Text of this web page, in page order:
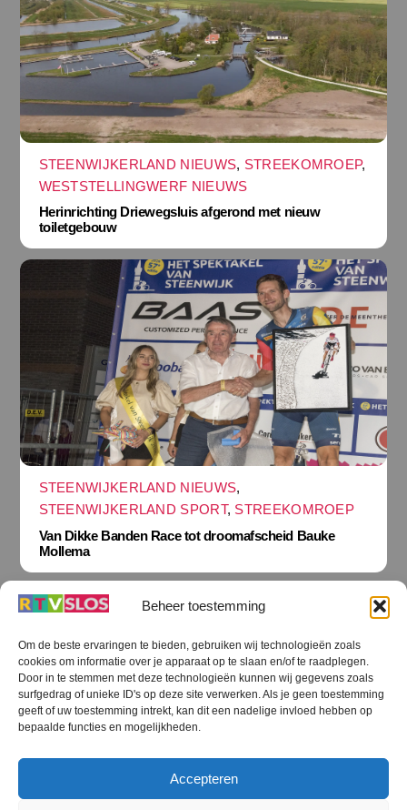
Beheer toestemming
Om de beste ervaringen te bieden, gebruiken wij technologieën zoals
cookies om informatie over je apparaat op te slaan en/of te raadplegen.
Door in te stemmen met deze technologieën kunnen wij gegevens zoals
surfgedrag of unieke ID's op deze site verwerken. Als je geen toestemming
geeft of uw toestemming intrekt, kan dit een nadelige invloed hebben op
bepaalde functies en mogelijkheden.
Accepteren
STEENWIJKERLAND NIEUWS, STREEKOMROEP,
WESTSTELLINGWERF NIEUWS
Herinrichting Driewegsluis afgerond met nieuw
toiletgebouw
STEENWIJKERLAND NIEUWS,
STEENWIJKERLAND SPORT, STREEKOMROEP
Van Dikke Banden Race tot droomafscheid Bauke
Mollema
Terug
naar
boven
RTV SLOS
RTV SLOS ANBI